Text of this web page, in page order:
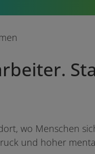
wo Menschen
und hoher